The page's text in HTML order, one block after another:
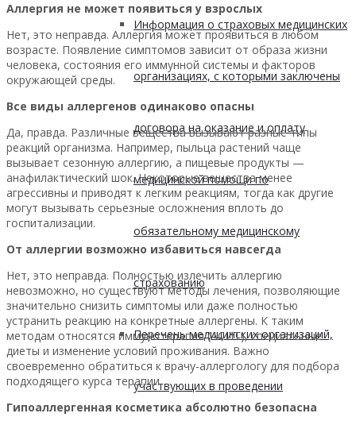
Информация о страховых медицинских
организациях, с которыми заключены
договора на оказание и оплату
медицинской помощи по
обязательному медицинскому
страхованию
Перечень медицинских организаций,
участвующих в проведении
Аллергия не может появиться у взрослых
Нет, это неправда. Аллергия может проявиться в любом
возрасте. Появление симптомов зависит от образа жизни
человека, состояния его иммунной системы и факторов
окружающей среды.
Все виды аллергенов одинаково опасны
Да, правда. Различные вещества вызывают разные типы
реакций организма. Например, пыльца растений чаще
вызывает сезонную аллергию, а пищевые продукты —
анафилактический шок. Некоторые вещества менее
агрессивны и приводят к легким реакциям, тогда как другие
могут вызывать серьезные осложнения вплоть до
госпитализации.
От аллергии возможно избавиться навсегда
Нет, это неправда. Полностью излечить аллергию
невозможно, но существуют методы лечения, позволяющие
значительно снизить симптомы или даже полностью
устранить реакцию на конкретные аллергены. К таким
методам относятся иммунотерапия (АСИТ), специальные
диеты и изменение условий проживания. Важно
своевременно обратиться к врачу-аллергологу для подбора
подходящего курса терапии.
Гипоаллергенная косметика абсолютно безопасна